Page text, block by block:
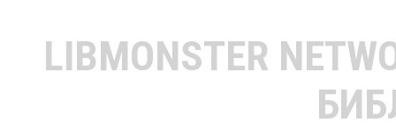
LIBMONSTER